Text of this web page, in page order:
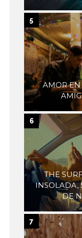
AMOR
5
THE
INSOLADA,
DE
6
7